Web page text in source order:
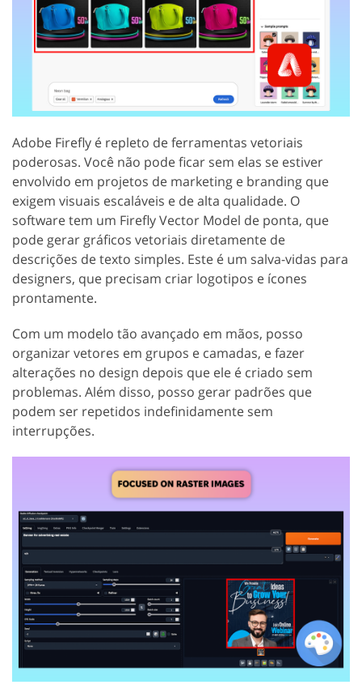
Adobe Firefly é repleto de ferramentas vetoriais
poderosas. Você não pode ficar sem elas se estiver
envolvido em projetos de marketing e branding que
exigem visuais escaláveis e de alta qualidade. O
software tem um Firefly Vector Model de ponta, que
pode gerar gráficos vetoriais diretamente de
descrições de texto simples. Este é um salva-vidas para
designers, que precisam criar logotipos e ícones
prontamente.
Com um modelo tão avançado em mãos, posso
organizar vetores em grupos e camadas, e fazer
alterações no design depois que ele é criado sem
problemas. Além disso, posso gerar padrões que
podem ser repetidos indefinidamente sem
interrupções.